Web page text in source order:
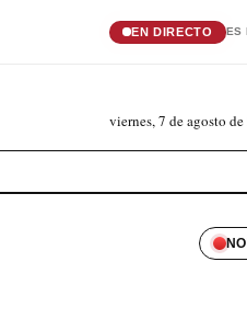
EN DIRECTO ES
viernes, 7 de agosto